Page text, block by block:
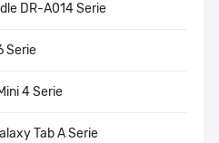
DR-A014 Serie
Serie
4 Serie
Tab A Serie